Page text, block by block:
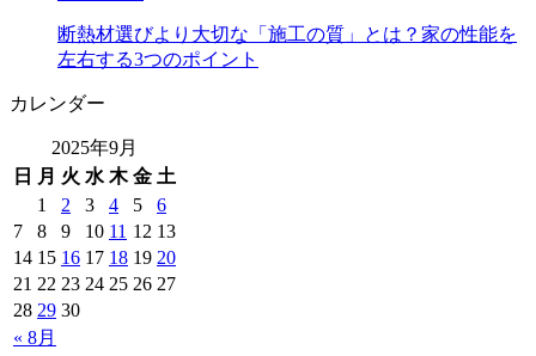
断熱材選びより大切な「施工の質」とは？家の性能を
左右する3つのポイント
カレンダー
2025年9月
日
月 火 水 木 金 土
« 8月
1 2 3 4 5
6
7
8 9 10 11 12 13
14 15 16 17 18 19 20
21 22 23 24 25 26 27
28 29 30